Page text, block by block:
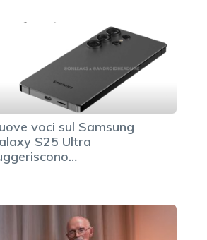
voci sul Samsung
S25 Ultra